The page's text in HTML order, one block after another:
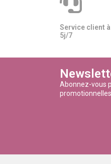
Service client
5j/7
Abonnez-vous